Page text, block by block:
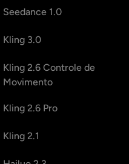
Seedance 1.0
Kling 3.0
Kling 2.6 Controle de
Movimento
Kling 2.6 Pro
Kling 2.1